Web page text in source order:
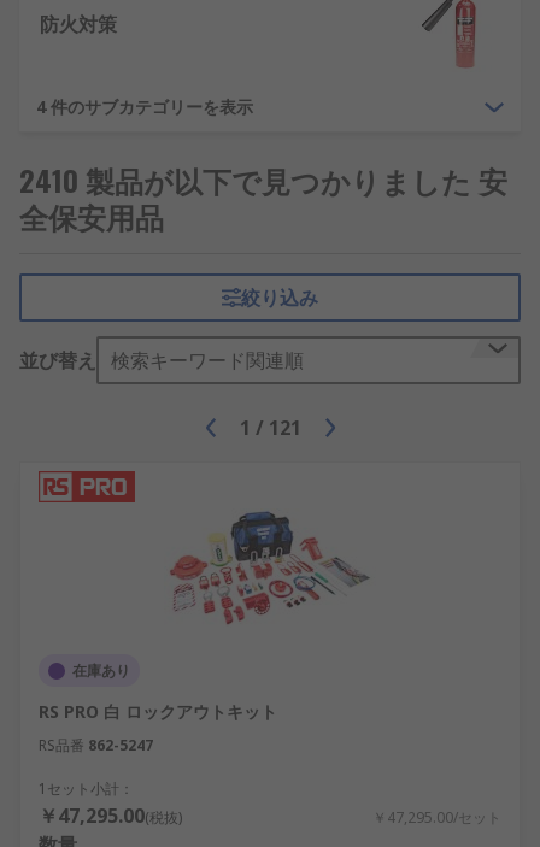
を表示させるために使用されます。 一般的な標識の
危険標識 - 感電などの危険を警告します
常に重要な標識です
道路標識 - 一般的に、建設現場での交通整理に
使用されます
CCTV - よく目立つ標識は、安全のためだけで
なく、 GDPR準拠のためにも重要です
煙感知器及び防火用品
火災は、発生する建物と人の両方に深刻な被害をも
たらします。最善の防火用品で備えることで、火災
による被害を最小限に抑えることができます。
当社の煙感知器と火災警報器は、可能な限り早く警
告を発するため、迅速な対応が可能になります。当
社の製品には、光学式煙感知器、 イオン化式煙感知
器、一酸化炭素検出器などがあります。
消火器は、最も重要な安全装置の1つで、緊急時に
な種類の火災に備えて正しいタイプの消火器をご用
意ください。
防火対策
4 件のサブカテゴリーを表示
2410 製品が以下で見つかりました 安
全保安用品
絞り込み
並び替え 検索キーワード関連順
1 / 121
在庫あり
RS PRO 白 ロックアウトキット
RS品番 862-5247
1セット小計：
￥47,295.00(税抜) ￥47,295.00/セット